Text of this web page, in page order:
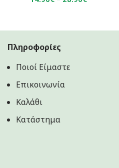
through
Πληροφορίες
Ποιοί Είμαστε
Επικοινωνία
Καλάθι
Κατάστημα